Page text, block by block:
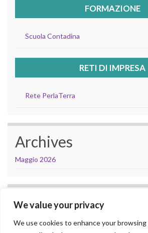
We value your privacy
We use cookies to enhance your
FORMAZIONE
Scuola Contadina
RETI DI IMPRESA
Rete PerlaTerra
Archives
Maggio 2026
Categories
Uncategorized